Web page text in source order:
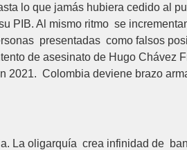
lo que jamás hubiera cedido al
PIB. Al mismo ritmo se
presentadas como falsos
de asesinato de Hugo Chávez
2021. Colombia deviene brazo
La oligarquía crea infinidad de